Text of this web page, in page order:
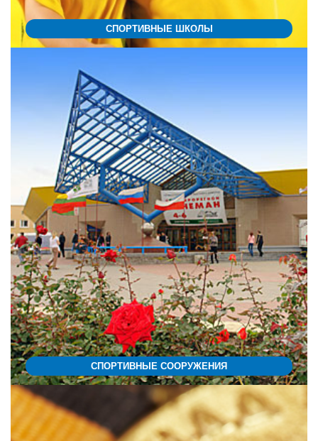
СПОРТИВНЫЕ ШКОЛЫ
СПОРТИВНЫЕ СООРУЖЕНИЯ